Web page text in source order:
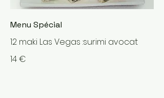
Menu Spécial
12 maki Las Vegas :surimi avocat
14 €